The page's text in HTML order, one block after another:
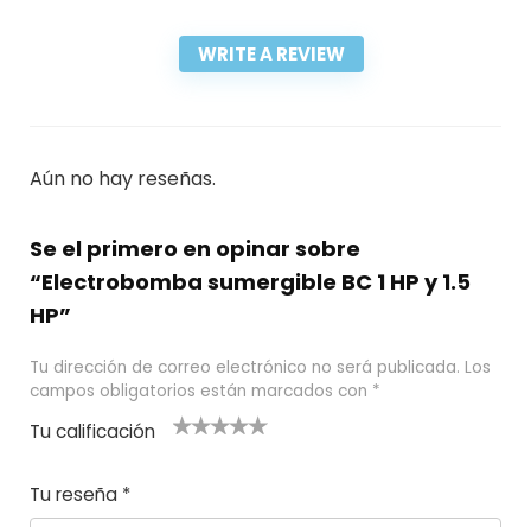
WRITE A REVIEW
Aún no hay reseñas.
Se el primero en opinar sobre
“Electrobomba sumergible BC 1 HP y 1.5
HP”
Tu dirección de correo electrónico no será publicada. Los
campos obligatorios están marcados con *
Tu calificación
e
5
las
s
Tu reseña *